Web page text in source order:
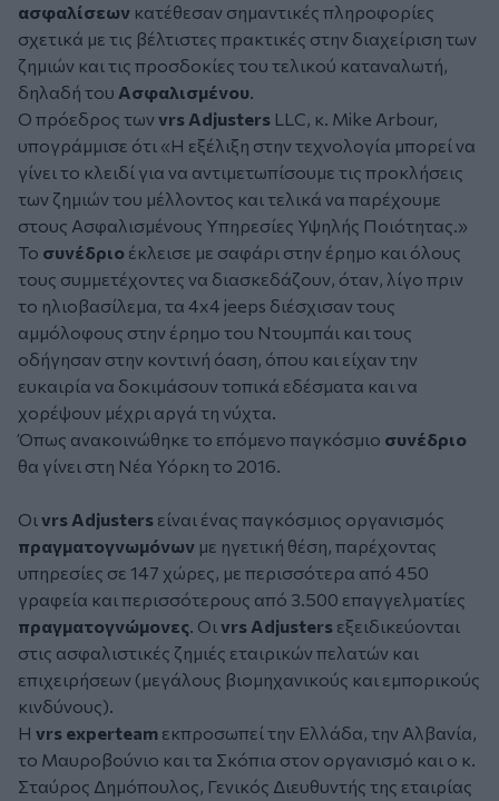
ασφαλίσεων κατέθεσαν σημαντικές πληροφορίες
σχετικά με τις βέλτιστες πρακτικές στην διαχείριση των
ζημιών και τις προσδοκίες του τελικού καταναλωτή,
δηλαδή του Ασφαλισμένου.
Ο πρόεδρος των vrs Adjusters LLC, κ. Mike Arbour,
υπογράμμισε ότι «Η εξέλιξη στην τεχνολογία μπορεί να
γίνει το κλειδί για να αντιμετωπίσουμε τις προκλήσεις
των ζημιών του μέλλοντος και τελικά να παρέχουμε
στους Ασφαλισμένους Υπηρεσίες Υψηλής Ποιότητας.»
Το συνέδριο έκλεισε με σαφάρι στην έρημο και όλους
τους συμμετέχοντες να διασκεδάζουν, όταν, λίγο πριν
το ηλιοβασίλεμα, τα 4x4 jeeps διέσχισαν τους
αμμόλοφους στην έρημο του Ντουμπάι και τους
οδήγησαν στην κοντινή όαση, όπου και είχαν την
ευκαιρία να δοκιμάσουν τοπικά εδέσματα και να
χορέψουν μέχρι αργά τη νύχτα.
Όπως ανακοινώθηκε το επόμενο παγκόσμιο συνέδριο
θα γίνει στη Νέα Υόρκη το 2016.
Οι vrs Adjusters είναι ένας παγκόσμιος οργανισμός
πραγματογνωμόνων με ηγετική θέση, παρέχοντας
υπηρεσίες σε 147 χώρες, με περισσότερα από 450
γραφεία και περισσότερους από 3.500 επαγγελματίες
πραγματογνώμονες. Οι vrs Adjusters εξειδικεύονται
στις ασφαλιστικές ζημιές εταιρικών πελατών και
επιχειρήσεων (μεγάλους βιομηχανικούς και εμπορικούς
κινδύνους).
Η vrs experteam εκπροσωπεί την Ελλάδα, την Αλβανία,
το Μαυροβούνιο και τα Σκόπια στον οργανισμό και ο κ.
Σταύρος Δημόπουλος, Γενικός Διευθυντής της εταιρίας